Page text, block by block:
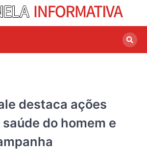
destaca ações
do homem e